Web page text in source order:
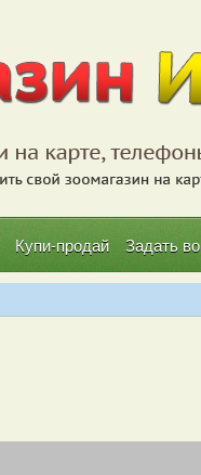
Купи-продай Задать